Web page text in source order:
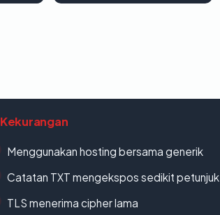
Kekurangan
Menggunakan hosting bersama generik
Catatan TXT mengekspos sedikit petunjuk
TLS menerima cipher lama